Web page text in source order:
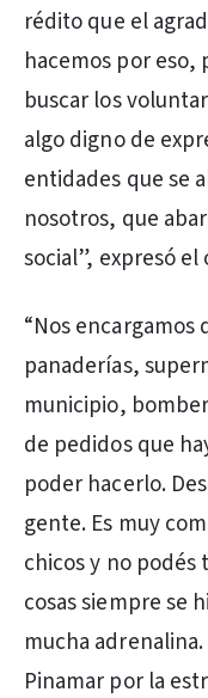
rédito que el
hacemos por eso,
buscar los
algo digno de
entidades que se
nosotros, que
social”, expresó
“Nos encargamos
panaderías,
municipio,
de pedidos que
poder hacerlo.
gente. Es muy
chicos y no podés
cosas siempre se
mucha
Pinamar por la